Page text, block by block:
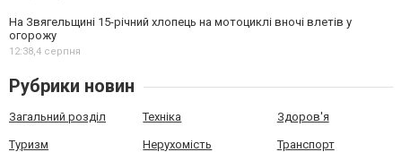
На Звягельщині 15-річний хлопець на мотоциклі вночі влетів у
огорожу
12:38, 4 серпня
Рубрики новин
Загальний розділ Техніка Здоров'я
Туризм Нерухомість Транспорт